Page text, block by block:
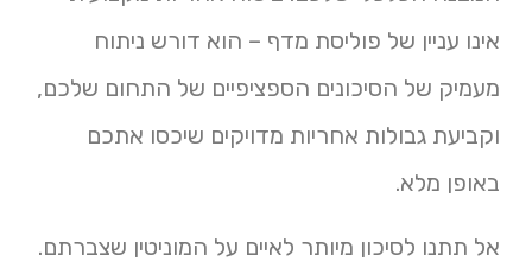
אינו עניין של פוליסת מדף – הוא דורש ניתוח
מעמיק של הסיכונים הספציפיים של התחום שלכם,
וקביעת גבולות אחריות מדויקים שיכסו אתכם
באופן מלא.
אל תתנו לסיכון מיותר לאיים על המוניטין שצברתם.